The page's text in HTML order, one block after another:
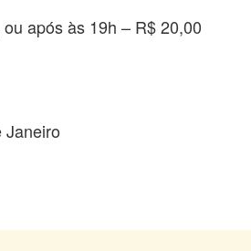
após às 19h – R$ 20,00
Janeiro